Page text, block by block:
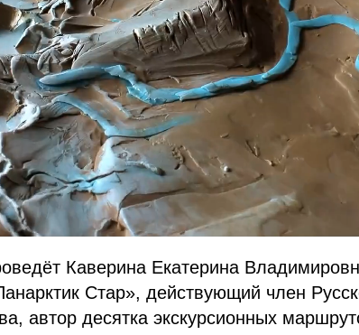
Каверина Екатерина
Стар», действующий член
автор десятка экскурсионных